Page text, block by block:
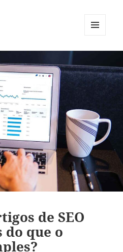
de SEO
do que o